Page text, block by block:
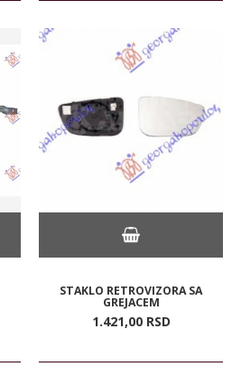
STAKLO RETROVIZORA SA
GREJACEM
1.421,00 RSD